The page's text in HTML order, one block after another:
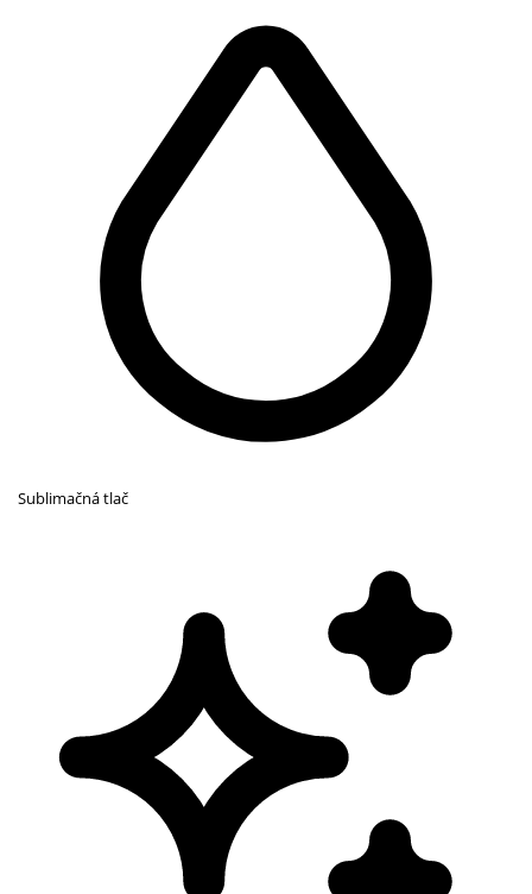
Sublimačná tlač